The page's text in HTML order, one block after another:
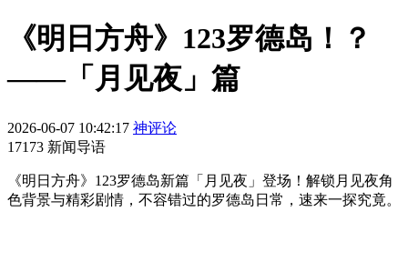
《明日方舟》123罗德岛！？
——「月见夜」篇
2026-06-07 10:42:17 神评论
17173 新闻导语
《明日方舟》123罗德岛新篇「月见夜」登场！解锁月见夜角
色背景与精彩剧情，不容错过的罗德岛日常，速来一探究竟。